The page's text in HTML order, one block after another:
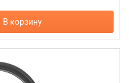
В корзину